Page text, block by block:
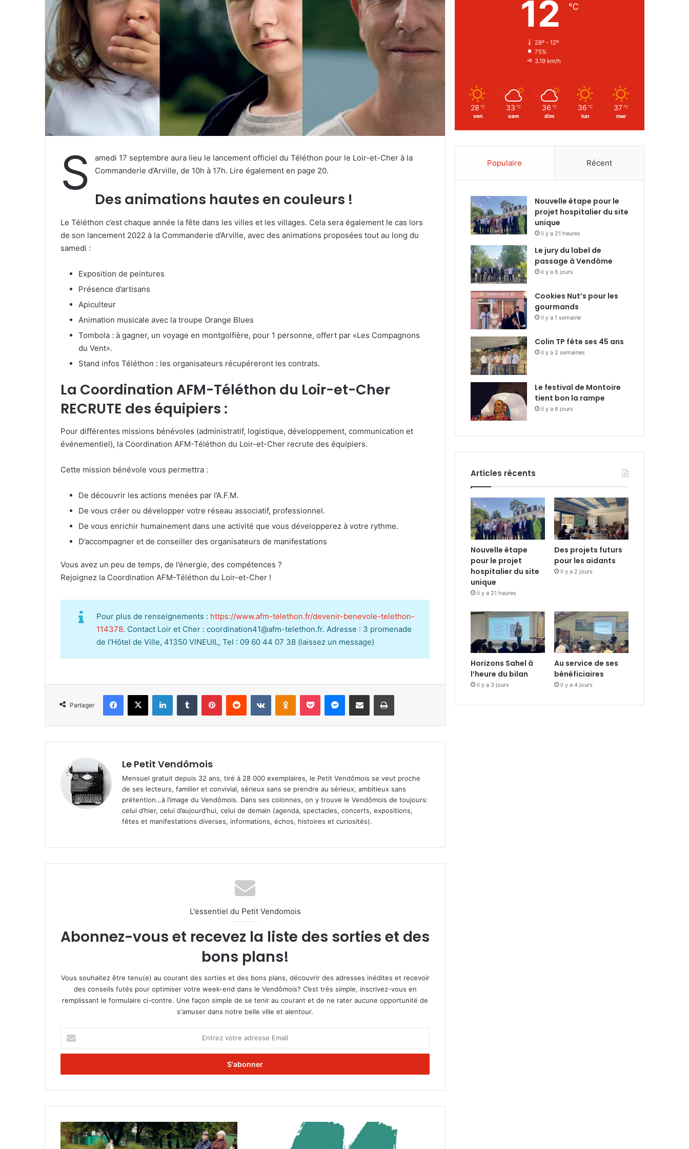
r
i
e
l
S
amedi 17 septembre aura lieu le lancement officiel du Téléthon pour le Loir-et-Cher à la
Commanderie d’Arville, de 10h à 17h. Lire également en page 20.
Des animations hautes en couleurs !
Le Téléthon c’est chaque année la fête dans les villes et les villages. Cela sera également le cas lors
de son lancement 2022 à la Commanderie d’Arville, avec des animations proposées tout au long du
samedi :
Exposition de peintures
Présence d’artisans
Apiculteur
Animation musicale avec la troupe Orange Blues
Tombola : à gagner, un voyage en montgolfière, pour 1 personne, offert par «Les Compagnons
du Vent».
Stand infos Téléthon : les organisateurs récupéreront les contrats.
La Coordination AFM-Téléthon du Loir-et-Cher
RECRUTE des équipiers :
Pour différentes missions bénévoles (administratif, logistique, développement, communication et
événementiel), la Coordination AFM-Téléthon du Loir-et-Cher recrute des équipiers.
Cette mission bénévole vous permettra :
De découvrir les actions menées par l’A.F.M.
De vous créer ou développer votre réseau associatif, professionnel.
De vous enrichir humainement dans une activité que vous développerez à votre rythme.
D’accompagner et de conseiller des organisateurs de manifestations
Vous avez un peu de temps, de l’énergie, des compétences ?
Rejoignez la Coordination AFM-Téléthon du Loir-et-Cher !
Pour plus de renseignements : https://www.afm-telethon.fr/devenir-benevole-telethon-
114378. Contact Loir et Cher : coordination41@afm-telethon.fr. Adresse : 3 promenade
de l’Hôtel de Ville, 41350 VINEUIL, Tel : 09 60 44 07 38 (laissez un message)
Partager
Le Petit Vendômois
Mensuel gratuit depuis 32 ans, tiré à 28 000 exemplaires, le Petit Vendômois se veut proche
de ses lecteurs, familier et convivial, sérieux sans se prendre au sérieux, ambitieux sans
prétention…à l’image du Vendômois. Dans ses colonnes, on y trouve le Vendômois de toujours:
celui d’hier, celui d’aujourd’hui, celui de demain (agenda, spectacles, concerts, expositions,
fêtes et manifestations diverses, informations, échos, histoires et curiosités).
L'essentiel du Petit Vendomois
Abonnez-vous et recevez la liste des sorties et des
bons plans!
Vous souhaitez être tenu(e) au courant des sorties et des bons plans, découvrir des adresses inédites et recevoir
des conseils futés pour optimiser votre week-end dans le Vendômois? C’est très simple, inscrivez-vous en
remplissant le formulaire ci-contre. Une façon simple de se tenir au courant et de ne rater aucune opportunité de
s'amuser dans notre belle ville et alentour.
t
e
o
r
e
J
o
12 ℃
28º - 12º
75%
3.19 km/h
28 ℃
ven
33 ℃
sam
36 ℃
dim
36 ℃
lun
37 ℃
mar
Populaire Récent
Nouvelle étape pour le
projet hospitalier du site
unique
il y a 21 heures
Le jury du label de
passage à Vendôme
il y a 6 jours
Cookies Nut’s pour les
gourmands
il y a 1 semaine
Colin TP fête ses 45 ans
il y a 2 semaines
Le festival de Montoire
tient bon la rampe
il y a 6 jours
Articles récents
Nouvelle étape
pour le projet
hospitalier du site
unique
il y a 21 heures
Des projets futurs
pour les aidants
il y a 2 jours
Horizons Sahel à
l’heure du bilan
il y a 3 jours
Au service de ses
bénéficiaires
il y a 4 jours